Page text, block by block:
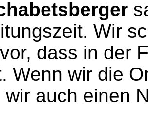
Wir
dass in der
Wenn wir die
wir auch einen